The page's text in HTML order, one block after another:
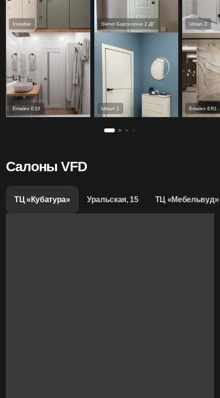
Invisible
Emalex Е33
Skinel Барселона 2 ДГ
Urban 1
Urban Z
Emalex ER1
Салоны VFD
ТЦ «Кубатура» Уральская, 15 ТЦ «Мебельвуд»